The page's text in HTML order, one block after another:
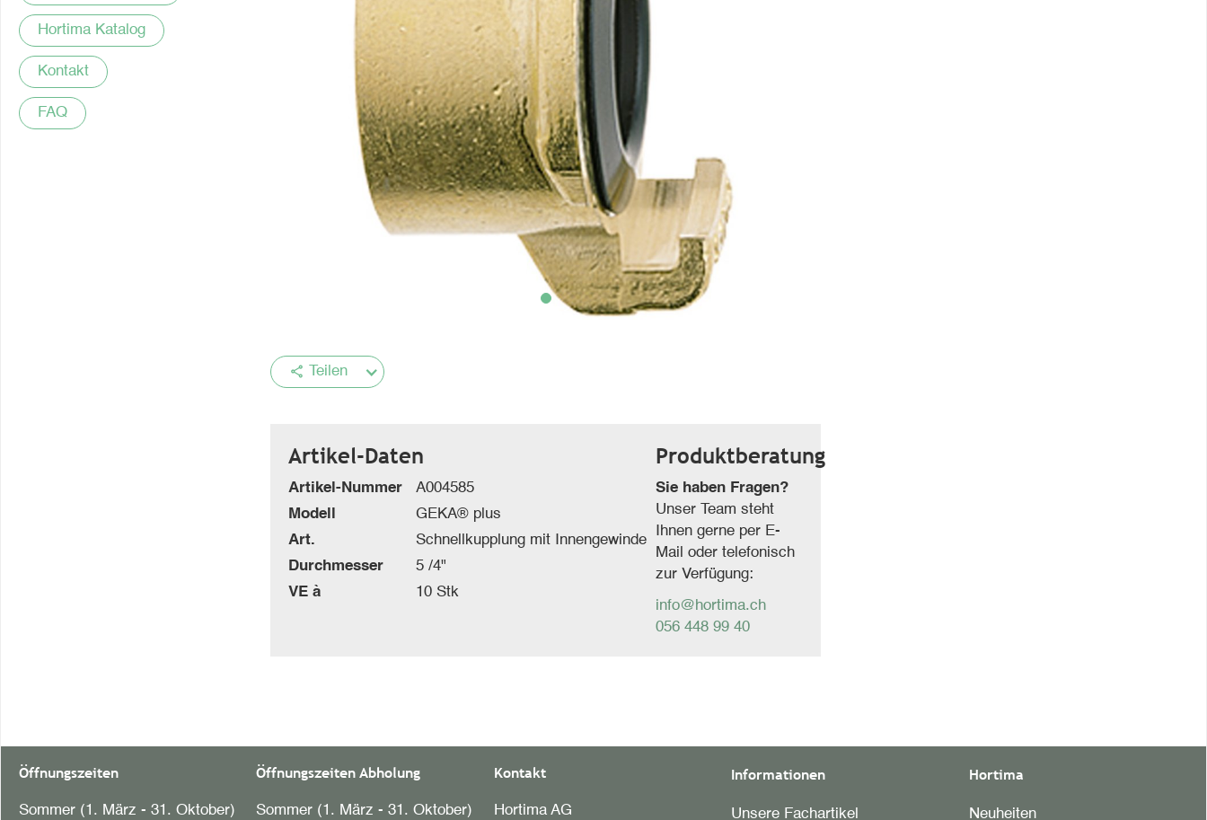
Hortima Katalog
Kontakt
FAQ
share Teilen
Artikel-Daten
Artikel-Nummer
A004585
Modell
GEKA® plus
Art.
Schnellkupplung mit Innengewinde
Durchmesser
5 /4"
VE à
10 Stk
Produktberatung
Sie haben Fragen?
Unser Team steht
Ihnen gerne per E-
Mail oder telefonisch
zur Verfügung:
info@hortima.ch
056 448 99 40
Öffnungszeiten
Sommer (1. März - 31. Oktober)
Öffnungszeiten Abholung
Sommer (1. März - 31. Oktober)
Kontakt
Hortima AG
Informationen
Unsere Fachartikel
Hortima
Neuheiten